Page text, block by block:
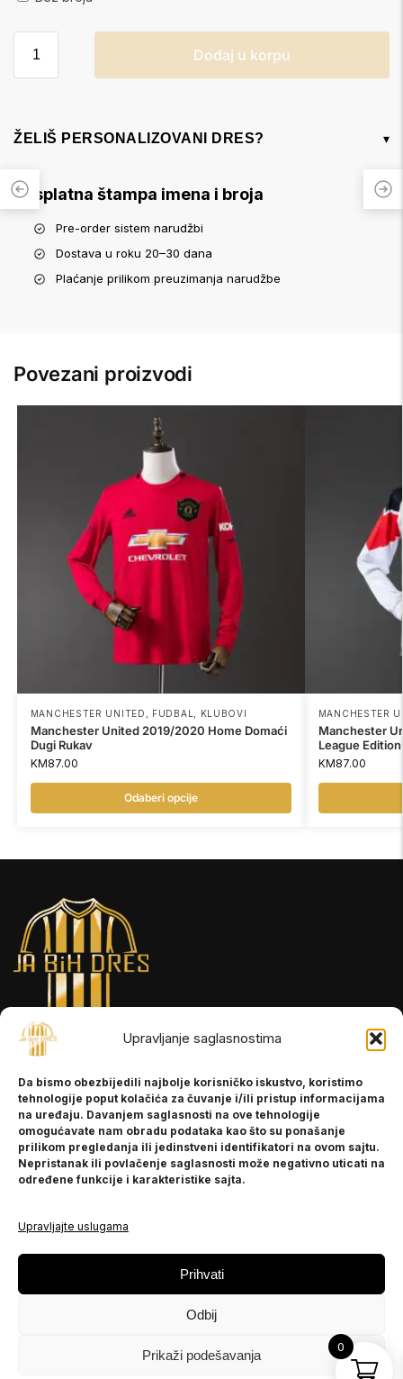
Upravljanje saglasnostima
Da bismo obezbijedili najbolje korisničko iskustvo, koristimo
tehnologije poput kolačića za čuvanje i/ili pristup informacijama
na uređaju. Davanjem saglasnosti na ove tehnologije
omogućavate nam obradu podataka kao što su ponašanje
prilikom pregledanja ili jedinstveni identifikatori na ovom sajtu.
Nepristanak ili povlačenje saglasnosti može negativno uticati na
određene funkcije i karakteristike sajta.
Upravljajte uslugama
Prihvati
Odbij
Prikaži podešavanja
Dodaj u korpu
ŽELIŠ PERSONALIZOVANI DRES? ▾
Besplatna štampa imena i broja
Pre-order sistem narudžbi
Dostava u roku 20–30 dana
Plaćanje prilikom preuzimanja narudžbe
Povezani proizvodi
MANCHESTER UNITED FUDBAL KLUBOVI
Manchester United 2019/2020 Home Domaći
Dugi Rukav
KM87.00
Odaberi opcije
MANCHESTER
Manchester
League
KM87.00
INFORMACIJE
O nama
Kontakt
POMOĆ
Politika privatnosti
PRATITE NAS
Instagram
0